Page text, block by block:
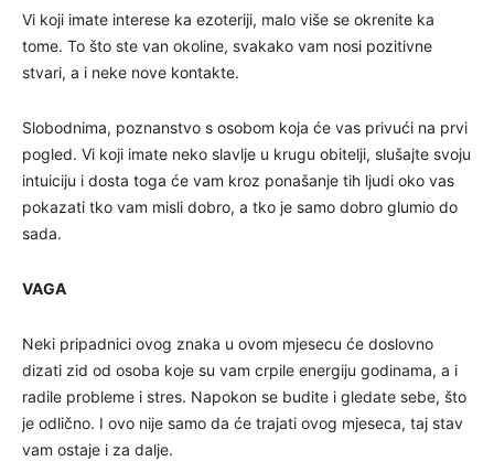
Vi koji imate interese ka ezoteriji, malo više se okrenite ka
tome. To što ste van okoline, svakako vam nosi pozitivne
stvari, a i neke nove kontakte.
Slobodnima, poznanstvo s osobom koja će vas privući na prvi
pogled. Vi koji imate neko slavlje u krugu obitelji, slušajte svoju
intuiciju i dosta toga će vam kroz ponašanje tih ljudi oko vas
pokazati tko vam misli dobro, a tko je samo dobro glumio do
sada.
VAGA
Neki pripadnici ovog znaka u ovom mjesecu će doslovno
dizati zid od osoba koje su vam crpile energiju godinama, a i
radile probleme i stres. Napokon se budite i gledate sebe, što
je odlično. I ovo nije samo da će trajati ovog mjeseca, taj stav
vam ostaje i za dalje.